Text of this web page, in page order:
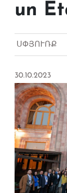
un
ՍՓՅՈՒՌՔ
30.10.2023